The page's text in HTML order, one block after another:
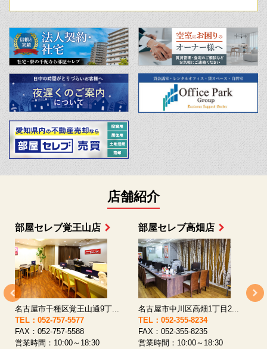
店舗紹介
部屋セレブ上小田井店
名古屋市西区八筋町277 ...
TEL：052-508-5933
FAX：052-508-5930
営業時間：10:00～18:30
部屋セレブ中村店
名古屋市中村区太閤通9-1...
TEL：052-481-0853
FAX：052-481-3587
営業時間：10:00～18:30